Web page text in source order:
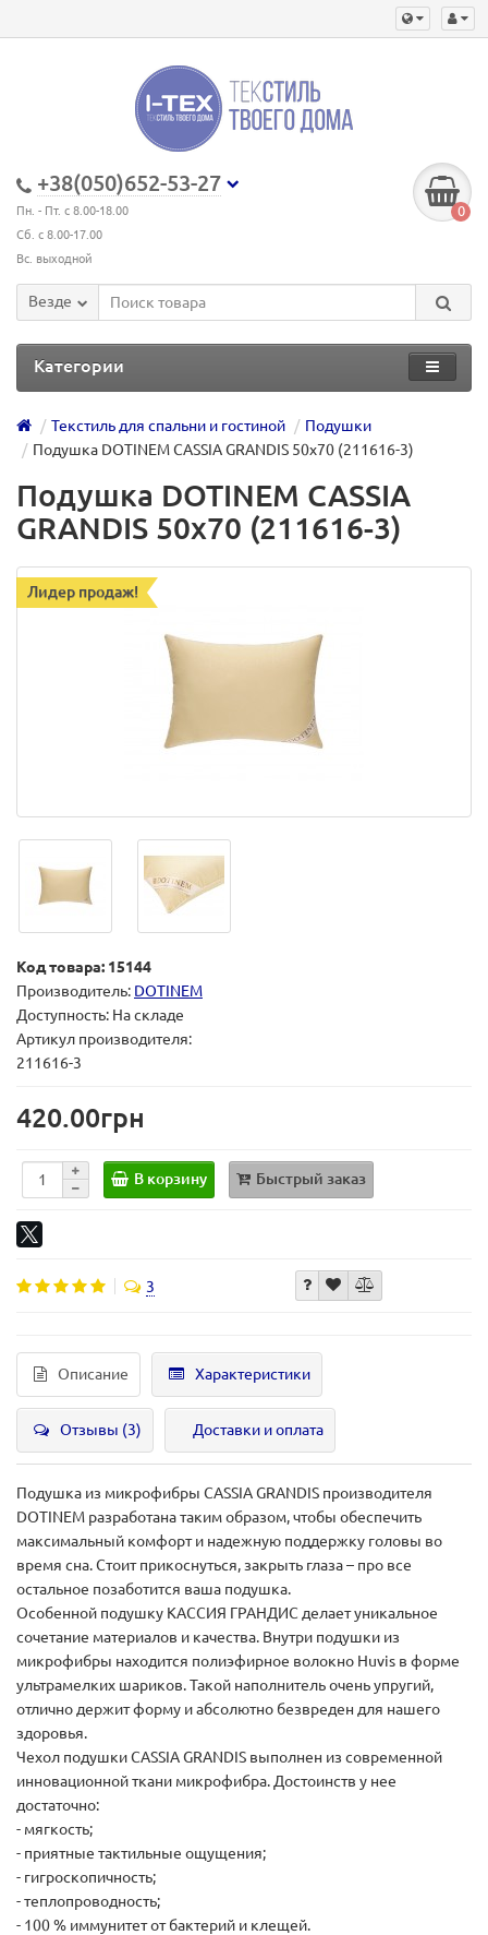
+38(050)652-53-27
Пн. - Пт. с 8.00-18.00
Сб. с 8.00-17.00
Вс. выходной
0
Везде
Категории
Текстиль для спальни и гостиной
Подушки
Подушка DOTINEM CASSIA GRANDIS 50х70 (211616-3)
Подушка DOTINEM CASSIA
GRANDIS 50х70 (211616-3)
Лидер продаж!
Код товара: 15144
Производитель: DOTINEM
Доступность: На складе
Артикул производителя:
211616-3
420.00грн
В корзину Быстрый заказ
3
Описание Характеристики
Отзывы (3) Доставки и оплата
Подушка из микрофибры CASSIA GRANDIS производителя
DOTINEM разработана таким образом, чтобы обеспечить
максимальный комфорт и надежную поддержку головы во
время сна. Стоит прикоснуться, закрыть глаза – про все
остальное позаботится ваша подушка.
Особенной подушку КАССИЯ ГРАНДИС делает уникальное
сочетание материалов и качества. Внутри подушки из
микрофибры находится полиэфирное волокно Huvis в форме
ультрамелких шариков. Такой наполнитель очень упругий,
отлично держит форму и абсолютно безвреден для нашего
здоровья.
Чехол подушки CASSIA GRANDIS выполнен из современной
инновационной ткани микрофибра. Достоинств у нее
достаточно:
- мягкость;
- приятные тактильные ощущения;
- гигроскопичность;
- теплопроводность;
- 100 % иммунитет от бактерий и клещей.